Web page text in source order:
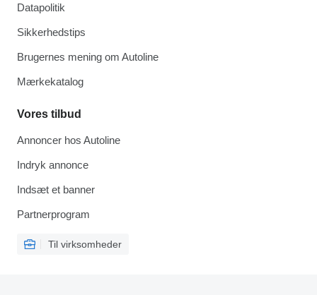
Datapolitik
Sikkerhedstips
Brugernes mening om Autoline
Mærkekatalog
Vores tilbud
Annoncer hos Autoline
Indryk annonce
Indsæt et banner
Partnerprogram
Til virksomheder